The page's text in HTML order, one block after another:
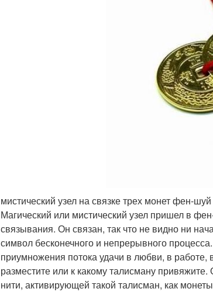
мистический узел на связке трех монет фен-
Магический или мистический узел пришел в
связывания. Он связан, так что не видно ни
символ бесконечного и непрерывного
приумножения потока удачи в любви, в работе,
разместите или к какому талисману
нити, активирующей такой талисман, как